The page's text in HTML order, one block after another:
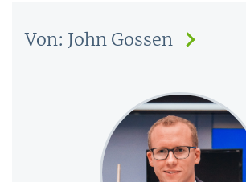
Von: John Gossen